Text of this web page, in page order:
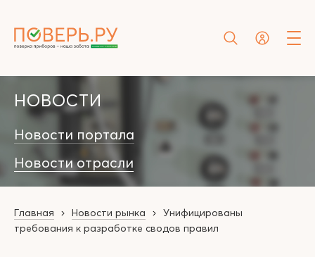
НОВОСТИ
Новости портала
Новости отрасли
Главная Новости рынка
Унифицированы
требования к разработке сводов правил